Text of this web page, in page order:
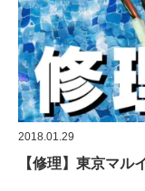
2018.01.29
【修理】東京マ